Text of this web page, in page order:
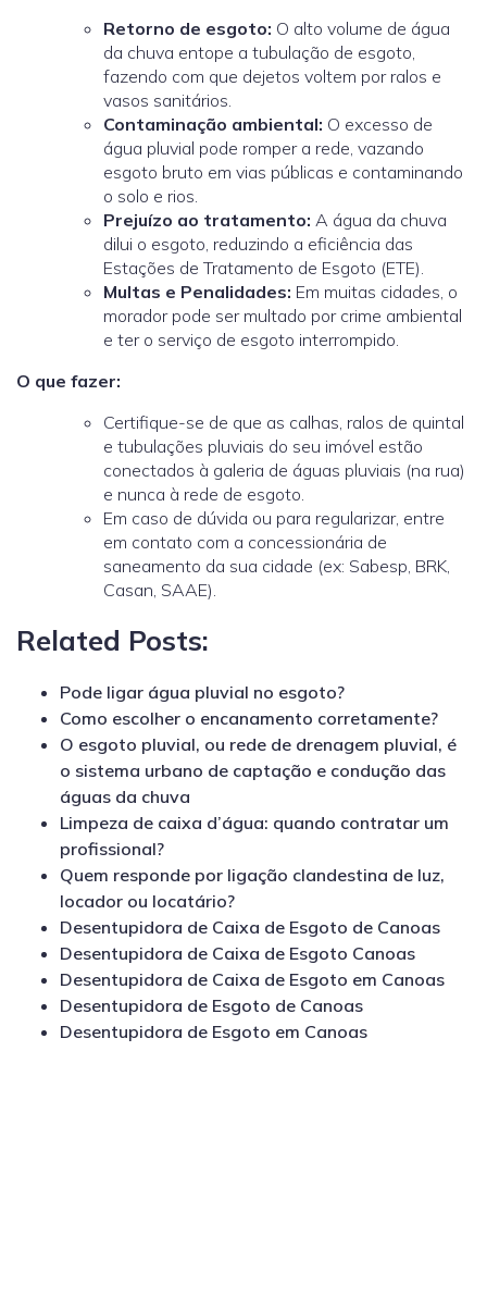
Retorno de esgoto: O alto volume de água
da chuva entope a tubulação de esgoto,
fazendo com que dejetos voltem por ralos e
vasos sanitários.
Contaminação ambiental: O excesso de
água pluvial pode romper a rede, vazando
esgoto bruto em vias públicas e contaminando
o solo e rios.
Prejuízo ao tratamento: A água da chuva
dilui o esgoto, reduzindo a eficiência das
Estações de Tratamento de Esgoto (ETE).
Multas e Penalidades: Em muitas cidades, o
morador pode ser multado por crime ambiental
e ter o serviço de esgoto interrompido.
O que fazer:
Certifique-se de que as calhas, ralos de quintal
e tubulações pluviais do seu imóvel estão
conectados à galeria de águas pluviais (na rua)
e nunca à rede de esgoto.
Em caso de dúvida ou para regularizar, entre
em contato com a concessionária de
saneamento da sua cidade (ex: Sabesp, BRK,
Casan, SAAE).
Related Posts:
Pode ligar água pluvial no esgoto?
Como escolher o encanamento corretamente?
O esgoto pluvial, ou rede de drenagem pluvial, é
o sistema urbano de captação e condução das
águas da chuva
Limpeza de caixa d’água: quando contratar um
profissional?
Quem responde por ligação clandestina de luz,
locador ou locatário?
Desentupidora de Caixa de Esgoto de Canoas
Desentupidora de Caixa de Esgoto Canoas
Desentupidora de Caixa de Esgoto em Canoas
Desentupidora de Esgoto de Canoas
Desentupidora de Esgoto em Canoas